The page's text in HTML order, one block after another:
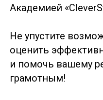
Академией
Не упустите
оценить
и помочь вашему
грамотным!